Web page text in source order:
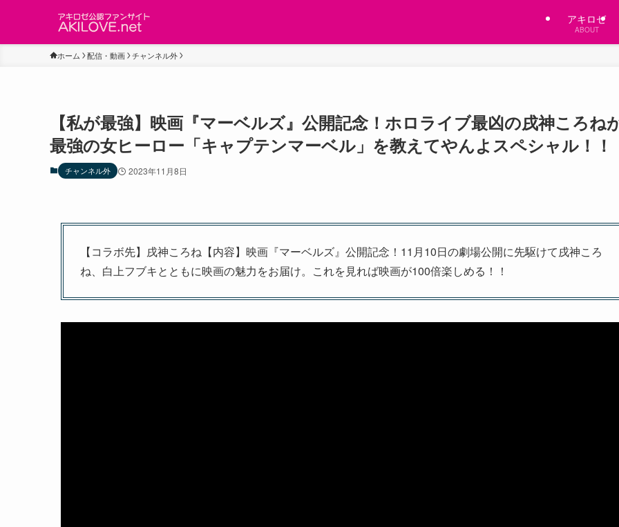
アキロゼ
ABOUT
ホーム 配信・動画 チャンネル外
【私が最強】映画『マーベルズ』公開記念！ホロライブ最凶の戌神ころね
最強の女ヒーロー「キャプテンマーベル」を教えてやんよスペシャル！！
チャンネル外 2023年11月8日
【コラボ先】戌神ころね【内容】映画『マーベルズ』公開記念！11月10日の劇場公開に先駆けて戌神ころ
ね、白上フブキとともに映画の魅力をお届け。これを見れば映画が100倍楽しめる！！